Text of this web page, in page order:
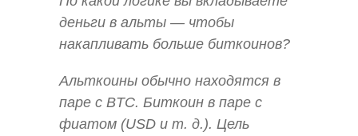
деньги в альты — чтобы
накапливать больше биткоинов?
Альткоины обычно находятся в
паре с BTC. Биткоин в паре с
фиатом (USD и т. д.). Цель